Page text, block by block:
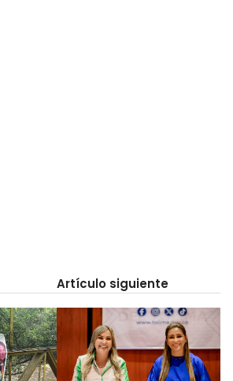
Artículo siguiente